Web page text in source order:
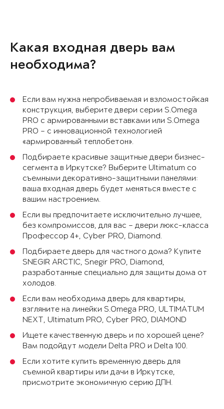
Какая входная дверь вам
необходима?
Если вам нужна непробиваемая и взломостойкая
конструкция, выберите двери серии S.Omega
PRO с армированными вставками или S.Omega
PRO – с инновационной технологией
«армированный теплобетон».
Подбираете красивые защитные двери бизнес-
сегмента в Иркутске? Выберите Ultimatum со
съемными декоративно-защитными панелями:
ваша входная дверь будет меняться вместе с
вашим настроением.
Если вы предпочитаете исключительно лучшее,
без компромиссов, для вас – двери люкс-класса
Профессор 4+, Cyber PRO, Diamond.
Подбираете дверь для частного дома? Купите
SNEGIR ARCTIC, Snegir PRO, Diamond,
разработанные специально для защиты дома от
холодов.
Если вам необходима дверь для квартиры,
взгляните на линейки S.Omega PRO, ULTIMATUM
NEXT, Ultimatum PRO, Cyber PRO, DIAMOND
Ищете качественную дверь и по хорошей цене?
Вам подойдут модели Delta PRO и Delta 100.
Если хотите купить временную дверь для
съемной квартиры или дачи в Иркутске,
присмотрите экономичную серию ДПН.